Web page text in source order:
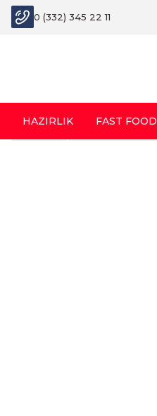
0 (332) 345 22 11
HAZIRLIK FAST FOOD